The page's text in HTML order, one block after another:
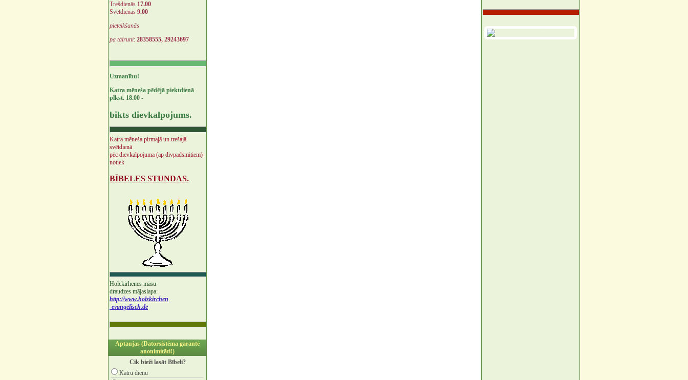
Trešdienās 17.00
Svētdienās 9.00
pieteikšanās
pa tālruni: 28358555, 29243697
Uzmanību!
Katra mēneša pēdējā piektdienā
plkst. 18.00 -
bikts dievkalpojums.
Katra mēneša pirmajā un trešajā
svētdienā
pēc dievkalpojuma (ap divpadsmitiem)
notiek
BĪBELES STUNDAS.
Holckirhenes māsu
draudzes mājaslapa:
http://www.holzkirchen
-evangelisch.de
Aptaujas (Datorsistēma garantē
anonimitāti!)
Cik bieži lasāt Bībeli?
Katru dienu